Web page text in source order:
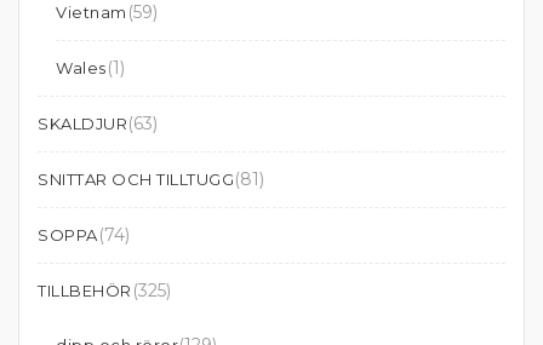
Vietnam (59)
Wales(1)
SKALDJUR(63)
SNITTAR OCH TILLTUGG(81)
SOPPA(74)
TILLBEHÖR (325)